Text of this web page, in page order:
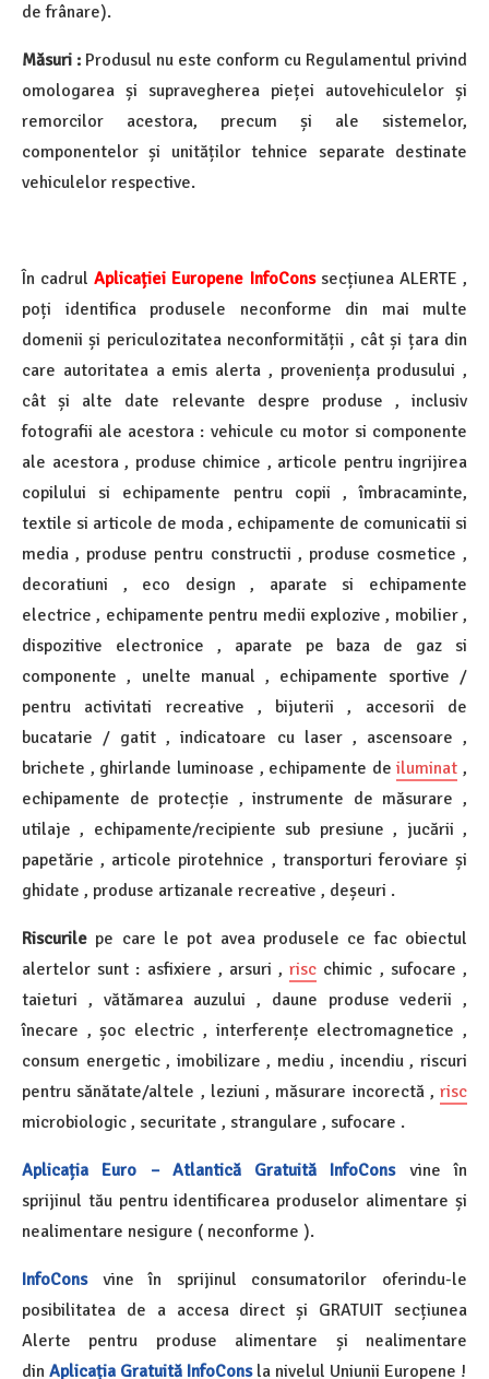
de frânare).
Măsuri : Produsul nu este conform cu Regulamentul privind
omologarea și supravegherea pieței autovehiculelor și
remorcilor acestora, precum și ale sistemelor,
componentelor și unităților tehnice separate destinate
vehiculelor respective.
În cadrulAplicației Europene InfoConssecțiunea ALERTE ,
poți identifica produsele neconforme din mai multe
domenii și periculozitatea neconformității , cât și țara din
care autoritatea a emis alerta , proveniența produsului ,
cât și alte date relevante despre produse , inclusiv
fotografii ale acestora : vehicule cu motor si componente
ale acestora , produse chimice , articole pentru ingrijirea
copilului si echipamente pentru copii , îmbracaminte,
textile si articole de moda , echipamente de comunicatii si
media , produse pentru constructii , produse cosmetice ,
decoratiuni , eco design , aparate si echipamente
electrice , echipamente pentru medii explozive , mobilier ,
dispozitive electronice , aparate pe baza de gaz si
componente , unelte manual , echipamente sportive /
pentru activitati recreative , bijuterii , accesorii de
bucatarie / gatit , indicatoare cu laser , ascensoare ,
brichete , ghirlande luminoase , echipamente deiluminat ,
echipamente de protecție , instrumente de măsurare ,
utilaje , echipamente/recipiente sub presiune , jucării ,
papetărie , articole pirotehnice , transporturi feroviare și
ghidate , produse artizanale recreative , deșeuri .
Riscurile pe care le pot avea produsele ce fac obiectul
alertelor sunt : asfixiere , arsuri ,risc chimic , sufocare ,
taieturi , vătămarea auzului , daune produse vederii ,
înecare , șoc electric , interferențe electromagnetice ,
consum energetic , imobilizare , mediu , incendiu , riscuri
pentru sănătate/altele , leziuni , măsurare incorectă , risc
microbiologic , securitate , strangulare , sufocare .
Aplicația Euro – Atlantică Gratuită InfoConsvine în
sprijinul tău pentru identificarea produselor alimentare și
nealimentare nesigure ( neconforme ).
InfoConsvine în sprijinul consumatorilor oferindu-le
posibilitatea de a accesa direct și GRATUIT secțiunea
Alerte pentru produse alimentare și nealimentare
din Aplicația Gratuită InfoConsla nivelul Uniunii Europene !